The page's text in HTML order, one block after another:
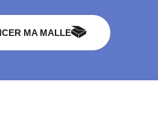
MA MALLE